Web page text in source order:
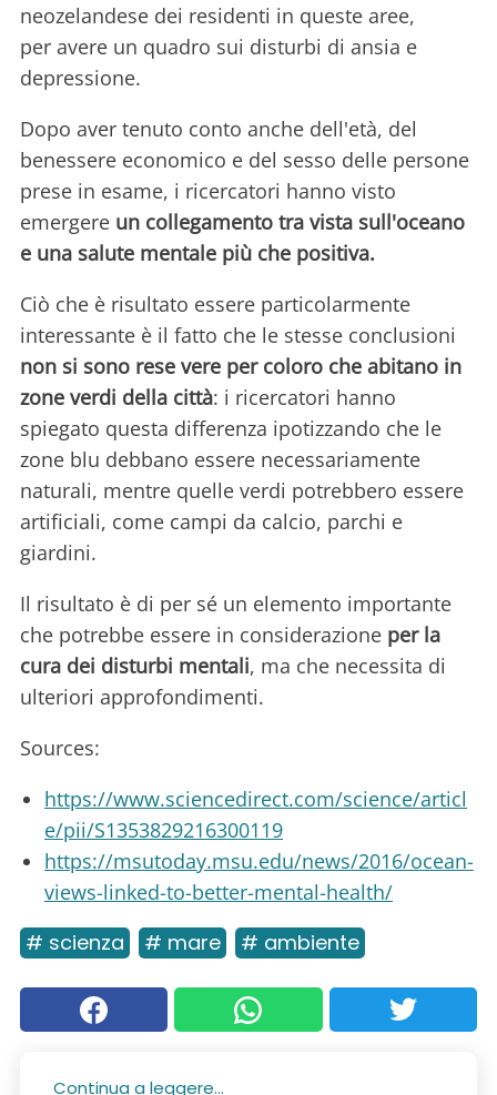
neozelandese dei residenti in queste aree,
per avere un quadro sui disturbi di ansia e
depressione.
Dopo aver tenuto conto anche dell'età, del
benessere economico e del sesso delle persone
prese in esame, i ricercatori hanno visto
emergere un collegamento tra vista sull'oceano
e una salute mentale più che positiva.
Ciò che è risultato essere particolarmente
interessante è il fatto che le stesse conclusioni
non si sono rese vere per coloro che abitano in
zone verdi della città: i ricercatori hanno
spiegato questa differenza ipotizzando che le
zone blu debbano essere necessariamente
naturali, mentre quelle verdi potrebbero essere
artificiali, come campi da calcio, parchi e
giardini.
Il risultato è di per sé un elemento importante
che potrebbe essere in considerazione per la
cura dei disturbi mentali, ma che necessita di
ulteriori approfondimenti.
Sources:
https://www.sciencedirect.com/science/articl
e/pii/S1353829216300119
https://msutoday.msu.edu/news/2016/ocean-
views-linked-to-better-mental-health/
# scienza # mare # ambiente
Continua a leggere...